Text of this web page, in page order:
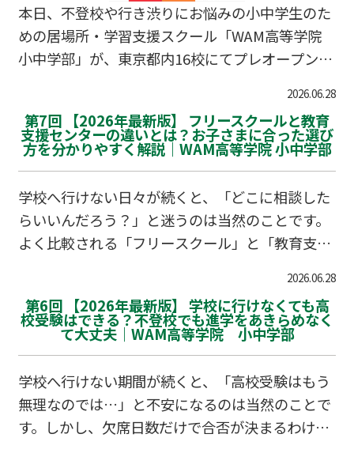
本日、不登校や行き渋りにお悩みの小中学生のた
めの居場所・学習支援スクール「WAM高等学院
小中学部」が、東京都内16校にてプレオープンい
付もスタート。出席扱い制度や学習の遅れなど、
まずはお気軽にご相談ください。
2026.06.28
第7回 【2026年最新版】 フリースクールと教育
支援センターの違いとは？お子さまに合った選び
方を分かりやすく解説｜WAM高等学院 小中学部
学校へ行けない日々が続くと、「どこに相談した
らいいんだろう？」と迷うのは当然のことです。
よく比較される「フリースクール」と「教育支援
選び方の基準を知ることで、お子さまの今にぴっ
たりの場所が見えてくるかもしれません。
2026.06.28
第6回 【2026年最新版】 学校に行けなくても高
校受験はできる？不登校でも進学をあきらめなく
て大丈夫｜WAM高等学院 小中学部
学校へ行けない期間が続くと、「高校受験はもう
無理なのでは…」と不安になるのは当然のことで
す。しかし、欠席日数だけで合否が決まるわけで